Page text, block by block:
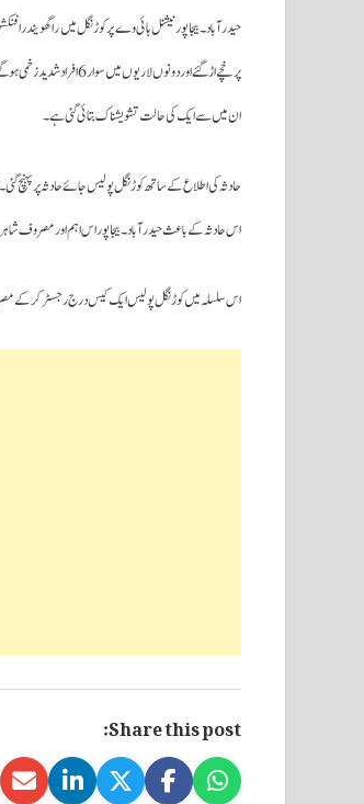
حیدرآباد۔بیجاپور نیشنل ہائی وے پر کوڑنگل میں
پرخچے اڑگئے اور دونوں لاریوں میں سوار 6 افراد شدید زخمی ہوگئے
ان میں سے ایک کی حالت تشویشناک بتائی گئی ہے۔
حادثہ کی اطلاع کے ساتھ کوڑنگل پولیس جائے حادثہ پر پہنچ گئی
اس حادثہ کے باعث حیدرآباد۔ بیجاپور اس اہم اور مصروف
اس سلسلہ میں کوڑنگل پولیس ایک کیس درج رجسٹر کرکے
Share this post: